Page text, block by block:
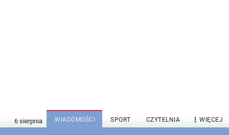
WIADOMOŚCI SPORT CZYTELNIA  WIĘCEJ